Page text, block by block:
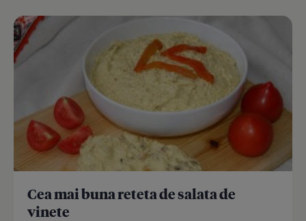
Cea mai buna reteta de salata de
vinete